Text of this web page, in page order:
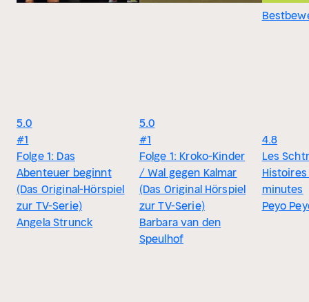
5.0
#1
Folge 1: Das
Abenteuer beginnt
(Das Original-Hörspiel
zur TV-Serie)
Angela Strunck
5.0
#1
Folge 1: Kroko-Kinder
/ Wal gegen Kalmar
(Das Original Hörspiel
zur TV-Serie)
Barbara van den
Speulhof
4.8
Les
minutes
Peyo